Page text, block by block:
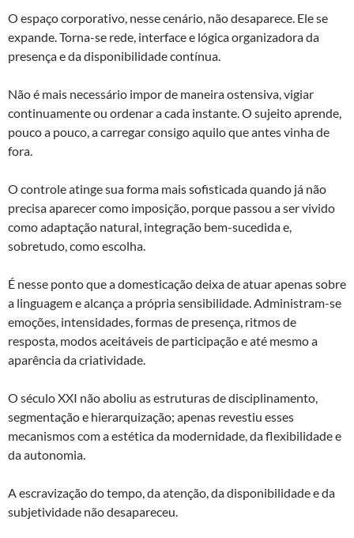
O espaço corporativo, nesse cenário, não desaparece. Ele se
expande. Torna-se rede, interface e lógica organizadora da
presença e da disponibilidade contínua.
Não é mais necessário impor de maneira ostensiva, vigiar
continuamente ou ordenar a cada instante. O sujeito aprende,
pouco a pouco, a carregar consigo aquilo que antes vinha de
fora.
O controle atinge sua forma mais sofisticada quando já não
precisa aparecer como imposição, porque passou a ser vivido
como adaptação natural, integração bem-sucedida e,
sobretudo, como escolha.
É nesse ponto que a domesticação deixa de atuar apenas sobre
a linguagem e alcança a própria sensibilidade. Administram-se
emoções, intensidades, formas de presença, ritmos de
resposta, modos aceitáveis de participação e até mesmo a
aparência da criatividade.
O século XXI não aboliu as estruturas de disciplinamento,
segmentação e hierarquização; apenas revestiu esses
mecanismos com a estética da modernidade, da flexibilidade e
da autonomia.
A escravização do tempo, da atenção, da disponibilidade e da
subjetividade não desapareceu.